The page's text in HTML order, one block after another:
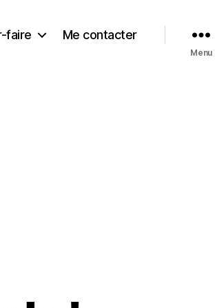
faire Me contacter
Menu